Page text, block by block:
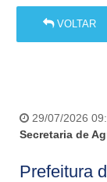
VOLTAR
29/07/2026
Secretaria de
Prefeitura